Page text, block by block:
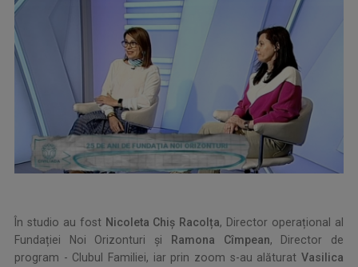
În studio au fost Nicoleta Chiș Racolța, Director operațional al
Fundației Noi Orizonturi și
Ramona Cîmpean, Director de
program - Clubul Familiei, iar prin zoom s-au alăturat Vasilica